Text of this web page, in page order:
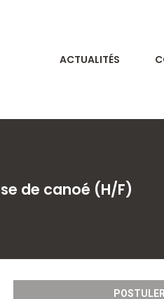
ACTUALITÉS
de canoé (H/F)
POSTULER